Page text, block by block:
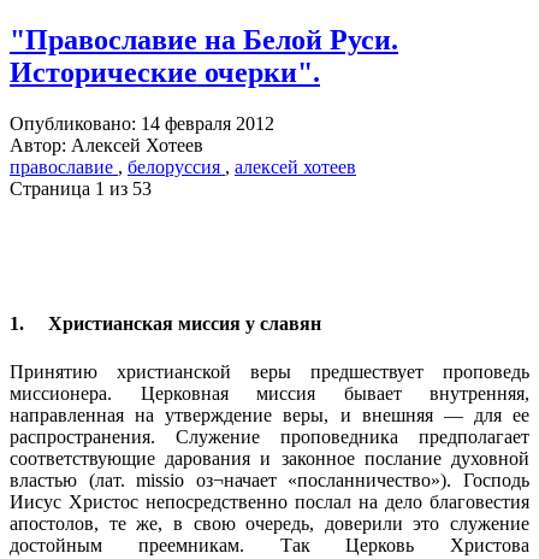
"Православие на Белой Руси.
Исторические очерки".
Опубликовано: 14 февраля 2012
Автор: Алексей Хотеев
православие , белоруссия , алексей хотеев
Страница 1 из 53
1. Христианская миссия у славян
Принятию христианской веры предшествует проповедь
миссионера. Церковная миссия бывает внутренняя,
направленная на утверждение веры, и внешняя — для ее
распространения. Служение проповедника предполагает
соответствующие дарования и законное послание духовной
властью (лат. missio оз¬начает «посланничество»). Господь
Иисус Христос непосредственно послал на дело благовестия
апостолов, те же, в свою очередь, доверили это служение
достойным преемникам. Так Церковь Христова